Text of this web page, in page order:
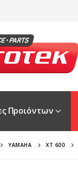
Προιόντων
YAMAHA XT 600